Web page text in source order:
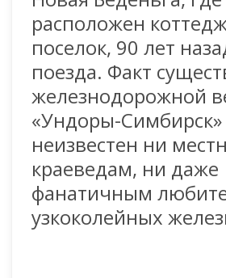
расположен
поселок, 90 лет
поезда. Факт
железнодорожной
«Ундоры-Симбирск»
неизвестен ни
краеведам, ни даже
фанатичным
узкоколейных